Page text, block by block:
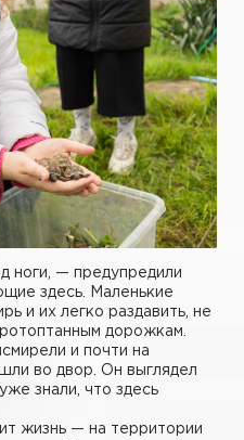
ноги, — предупредили
здесь. Маленькие
и их легко раздавить, не
дорожкам.
и почти на
во двор. Он выглядел
знали, что здесь
жизнь — на территории